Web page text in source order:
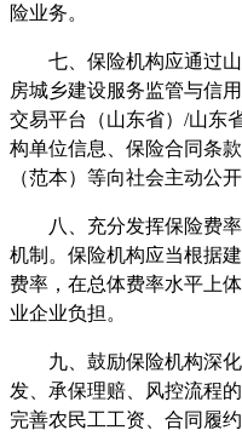
险业务。
七、保险机构应通过
房城乡建设服务监管与信
交易平台（山东省）/山东
构单位信息、保险合同条
（范本）等向社会主动公开
八、充分发挥保险费
机制。保险机构应当根据
费率，在总体费率水平上
业企业负担。
九、鼓励保险机构深
发、承保理赔、风控流程
完善农民工工资、合同履